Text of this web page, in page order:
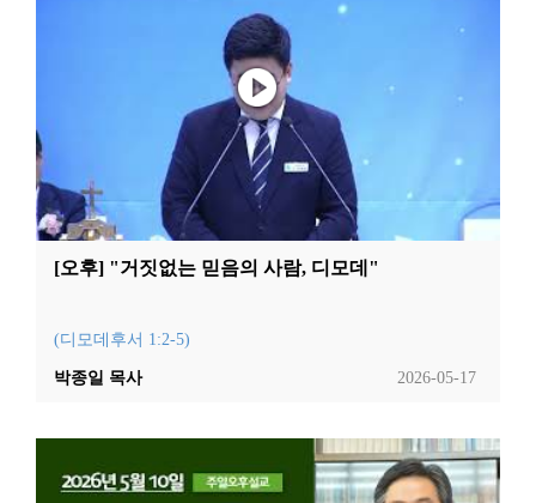
[오후] "거짓없는 믿음의 사람, 디모데"
(디모데후서 1:2-5)
2026-05-17
박종일 목사